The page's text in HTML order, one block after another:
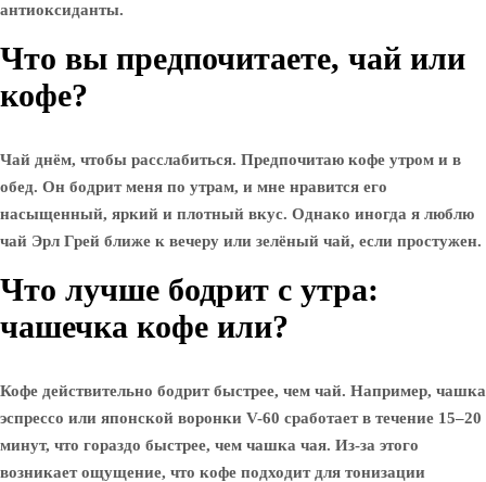
антиоксиданты.
Что вы предпочитаете, чай или
кофе?
Чай днём, чтобы расслабиться. Предпочитаю кофе утром и в
обед. Он бодрит меня по утрам, и мне нравится его
насыщенный, яркий и плотный вкус. Однако иногда я люблю
чай Эрл Грей ближе к вечеру или зелёный чай, если простужен.
Что лучше бодрит с утра:
чашечка кофе или?
Кофе действительно бодрит быстрее, чем чай. Например, чашка
эспрессо или японской воронки V-60 сработает в течение 15–20
минут, что гораздо быстрее, чем чашка чая. Из-за этого
возникает ощущение, что кофе подходит для тонизации